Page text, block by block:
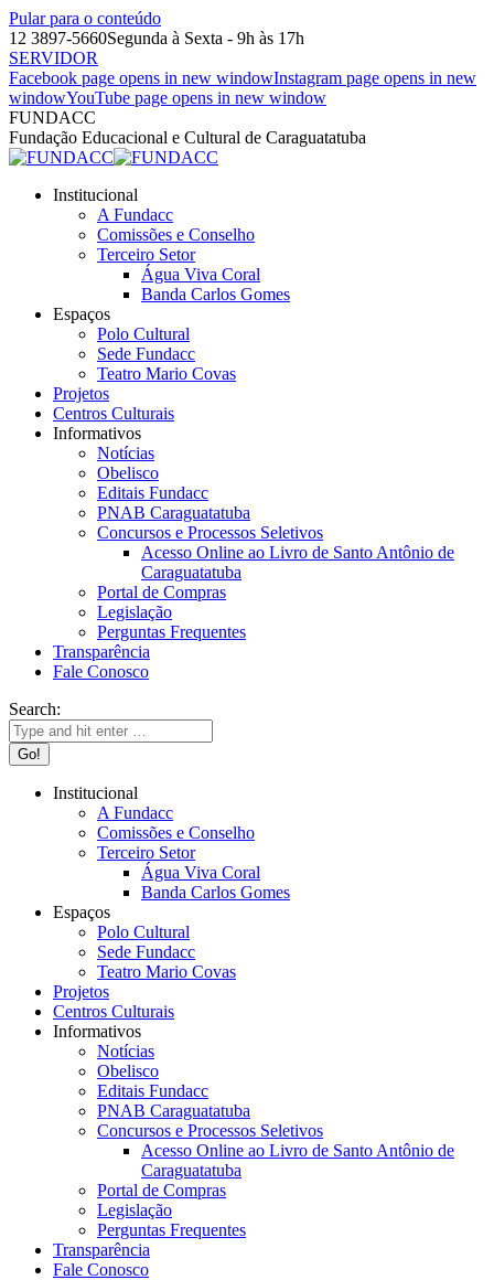
Pular para o conteúdo
12 3897-5660Segunda à Sexta - 9h às 17h
SERVIDOR
Facebook page opens in new windowInstagram page opens in new
windowYouTube page opens in new window
FUNDACC
Fundação Educacional e Cultural de Caraguatatuba
Institucional
A Fundacc
Comissões e Conselho
Terceiro Setor
Água Viva Coral
Banda Carlos Gomes
Espaços
Polo Cultural
Sede Fundacc
Teatro Mario Covas
Projetos
Centros Culturais
Informativos
Notícias
Obelisco
Editais Fundacc
PNAB Caraguatatuba
Concursos e Processos Seletivos
Acesso Online ao Livro de Santo Antônio de
Caraguatatuba
Portal de Compras
Legislação
Perguntas Frequentes
Transparência
Fale Conosco
Search:
Institucional
A Fundacc
Comissões e Conselho
Terceiro Setor
Água Viva Coral
Banda Carlos Gomes
Espaços
Polo Cultural
Sede Fundacc
Teatro Mario Covas
Projetos
Centros Culturais
Informativos
Notícias
Obelisco
Editais Fundacc
PNAB Caraguatatuba
Concursos e Processos Seletivos
Acesso Online ao Livro de Santo Antônio de
Caraguatatuba
Portal de Compras
Legislação
Perguntas Frequentes
Transparência
Fale Conosco